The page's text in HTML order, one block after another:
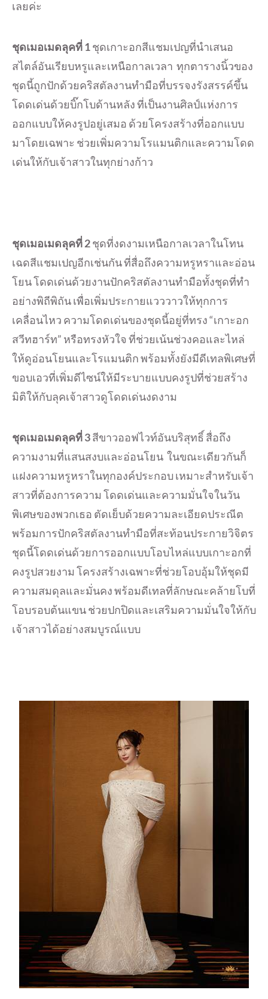
เลยค่ะ
ชุดเมอเมดลุคที่1ชุดเกาะอกสีแชมเปญที่นำเสนอ
สไตล์อันเรียบหรูและเหนือกาลเวลา ทุกตารางนิ้วของ
ชุดนี้ถูกปักด้วยคริสตัลงานทำมือที่บรรจงรังสรรค์ขึ้น
โดดเด่นด้วยบิ๊กโบด้านหลัง ที่เป็นงานศิลป์แห่งการ
ออกแบบให้คงรูปอยู่เสมอ ด้วยโครงสร้างที่ออกแบบ
มาโดยเฉพาะ ช่วยเพิ่มความโรแมนติกและความโดด
เด่นให้กับเจ้าสาวในทุกย่างก้าว
ชุดเมอเมดลุคที่2ชุดที่งดงามเหนือกาลเวลาในโทน
เฉดสีแชมเปญอีกเช่นกัน ที่สื่อถึงความหรูหราและอ่อน
โยน โดดเด่นด้วยงานปักคริสตัลงานทำมือทั้งชุดที่ทำ
อย่างพิถีพิถัน เพื่อเพิ่มประกายแวววาวให้ทุกการ
เคลื่อนไหว ความโดดเด่นของชุดนี้อยู่ที่ทรง “เกาะอก
สวีทฮาร์ท” หรือทรงหัวใจ ที่ช่วยเน้นช่วงคอและไหล่
ให้ดูอ่อนโยนและโรแมนติก พร้อมทั้งยังมีดีเทลพิเศษที่
ขอบเอวที่เพิ่มดีไซน์ให้มีระบายแบบคงรูปที่ช่วยสร้าง
มิติให้กับลุคเจ้าสาวดูโดดเด่นงดงาม
ชุดเมอเมดลุคที่3สีขาวออฟไวท์อันบริสุทธิ์ สื่อถึง
ความงามที่แสนสงบและอ่อนโยน ในขณะเดียวกันก็
แฝงความหรูหราในทุกองค์ประกอบ เหมาะสำหรับเจ้า
สาวที่ต้องการความ โดดเด่นและความมั่นใจในวัน
พิเศษของพวกเธอ ตัดเย็บด้วยความละเอียดประณีต
พร้อมการปักคริสตัลงานทำมือที่สะท้อนประกายวิจิตร
ชุดนี้โดดเด่นด้วยการออกแบบโอบไหล่แบบเกาะอกที่
คงรูปสวยงาม โครงสร้างเฉพาะที่ช่วยโอบอุ้มให้ชุดมี
ความสมดุลและมั่นคง พร้อมดีเทลที่ลักษณะคล้ายโบที่
โอบรอบต้นแขน ช่วยปกปิดและเสริมความมั่นใจให้กับ
เจ้าสาวได้อย่างสมบูรณ์แบบ